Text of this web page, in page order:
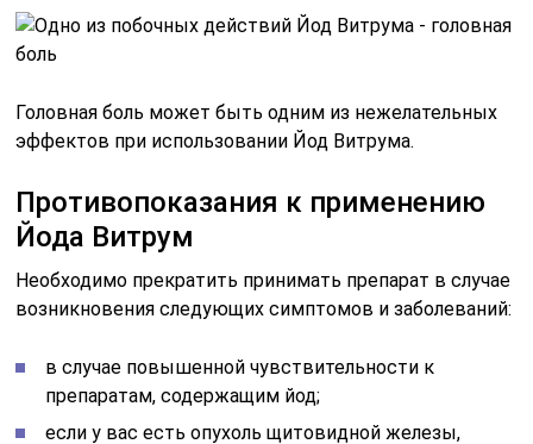
Головная боль может быть одним из нежелательных
эффектов при использовании Йод Витрума.
Противопоказания к применению
Йода Витрум
Необходимо прекратить принимать препарат в случае
возникновения следующих симптомов и заболеваний:
в случае повышенной чувствительности к
препаратам, содержащим йод;
если у вас есть опухоль щитовидной железы,